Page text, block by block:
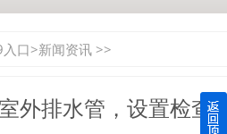
渐取代传统玻璃钢化粪池的这几点原因
口>新闻资讯 >>
室外排水管，设置检查